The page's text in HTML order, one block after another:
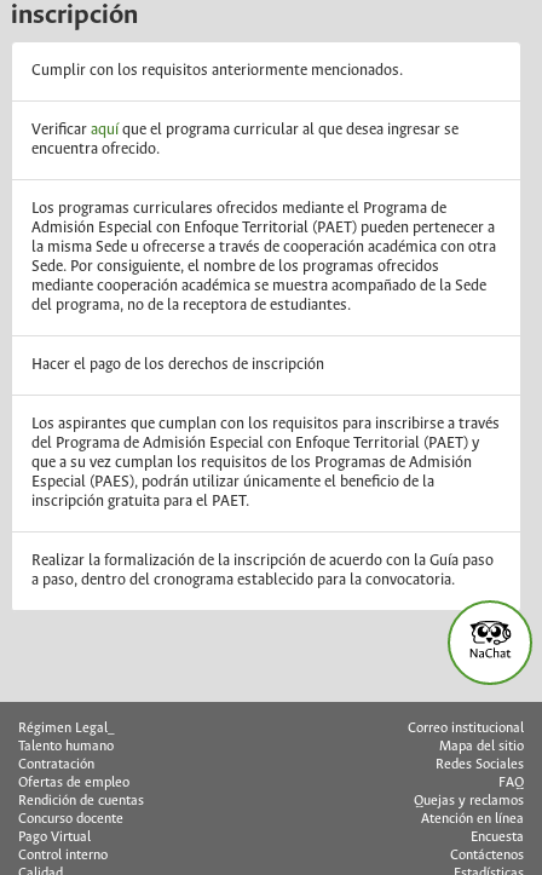
inscripción
Cumplir con los requisitos anteriormente mencionados.
Verificar aquí que el programa curricular al que desea ingresar se
encuentra ofrecido.
Los programas curriculares ofrecidos mediante el Programa de
Admisión Especial con Enfoque Territorial (PAET) pueden pertenecer a
la misma Sede u ofrecerse a través de cooperación académica con otra
Sede. Por consiguiente, el nombre de los programas ofrecidos
mediante cooperación académica se muestra acompañado de la Sede
del programa, no de la receptora de estudiantes.
Hacer el pago de los derechos de inscripción
Los aspirantes que cumplan con los requisitos para inscribirse a través
del Programa de Admisión Especial con Enfoque Territorial (PAET) y
que a su vez cumplan los requisitos de los Programas de Admisión
Especial (PAES), podrán utilizar únicamente el beneficio de la
inscripción gratuita para el PAET.
Realizar la formalización de la inscripción de acuerdo con la Guía paso
a paso, dentro del cronograma establecido para la convocatoria.
Régimen Legal_
Talento humano
Contratación
Ofertas de empleo
Rendición de cuentas
Concurso docente
Pago Virtual
Control interno
Correo institucional
Mapa del sitio
Redes Sociales
FAQ
Quejas y reclamos
Atención en línea
Encuesta
Contáctenos